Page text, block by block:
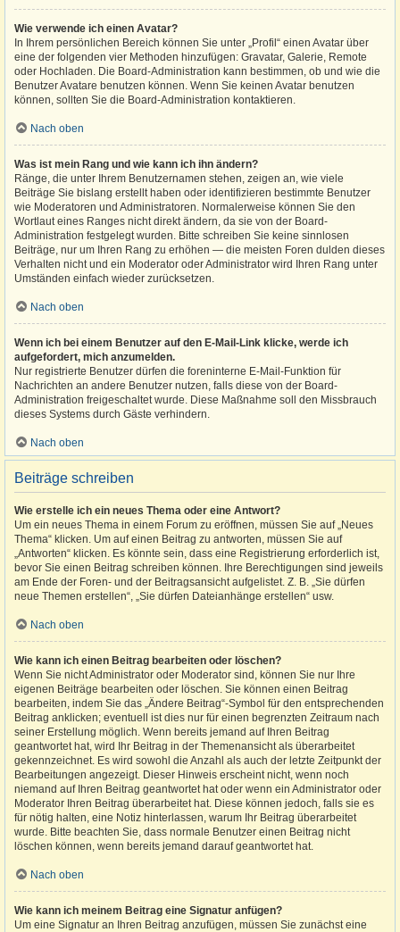
Wie verwende ich einen Avatar?
In Ihrem persönlichen Bereich können Sie unter „Profil“ einen Avatar über
eine der folgenden vier Methoden hinzufügen: Gravatar, Galerie, Remote
oder Hochladen. Die Board-Administration kann bestimmen, ob und wie die
Benutzer Avatare benutzen können. Wenn Sie keinen Avatar benutzen
können, sollten Sie die Board-Administration kontaktieren.
Nach oben
Was ist mein Rang und wie kann ich ihn ändern?
Ränge, die unter Ihrem Benutzernamen stehen, zeigen an, wie viele
Beiträge Sie bislang erstellt haben oder identifizieren bestimmte Benutzer
wie Moderatoren und Administratoren. Normalerweise können Sie den
Wortlaut eines Ranges nicht direkt ändern, da sie von der Board-
Administration festgelegt wurden. Bitte schreiben Sie keine sinnlosen
Beiträge, nur um Ihren Rang zu erhöhen — die meisten Foren dulden dieses
Verhalten nicht und ein Moderator oder Administrator wird Ihren Rang unter
Umständen einfach wieder zurücksetzen.
Nach oben
Wenn ich bei einem Benutzer auf den E-Mail-Link klicke, werde ich
aufgefordert, mich anzumelden.
Nur registrierte Benutzer dürfen die foreninterne E-Mail-Funktion für
Nachrichten an andere Benutzer nutzen, falls diese von der Board-
Administration freigeschaltet wurde. Diese Maßnahme soll den Missbrauch
dieses Systems durch Gäste verhindern.
Nach oben
Beiträge schreiben
Wie erstelle ich ein neues Thema oder eine Antwort?
Um ein neues Thema in einem Forum zu eröffnen, müssen Sie auf „Neues
Thema“ klicken. Um auf einen Beitrag zu antworten, müssen Sie auf
„Antworten“ klicken. Es könnte sein, dass eine Registrierung erforderlich ist,
bevor Sie einen Beitrag schreiben können. Ihre Berechtigungen sind jeweils
am Ende der Foren- und der Beitragsansicht aufgelistet. Z. B. „Sie dürfen
neue Themen erstellen“, „Sie dürfen Dateianhänge erstellen“ usw.
Nach oben
Wie kann ich einen Beitrag bearbeiten oder löschen?
Wenn Sie nicht Administrator oder Moderator sind, können Sie nur Ihre
eigenen Beiträge bearbeiten oder löschen. Sie können einen Beitrag
bearbeiten, indem Sie das „Ändere Beitrag“-Symbol für den entsprechenden
Beitrag anklicken; eventuell ist dies nur für einen begrenzten Zeitraum nach
seiner Erstellung möglich. Wenn bereits jemand auf Ihren Beitrag
geantwortet hat, wird Ihr Beitrag in der Themenansicht als überarbeitet
gekennzeichnet. Es wird sowohl die Anzahl als auch der letzte Zeitpunkt der
Bearbeitungen angezeigt. Dieser Hinweis erscheint nicht, wenn noch
niemand auf Ihren Beitrag geantwortet hat oder wenn ein Administrator oder
Moderator Ihren Beitrag überarbeitet hat. Diese können jedoch, falls sie es
für nötig halten, eine Notiz hinterlassen, warum Ihr Beitrag überarbeitet
wurde. Bitte beachten Sie, dass normale Benutzer einen Beitrag nicht
löschen können, wenn bereits jemand darauf geantwortet hat.
Nach oben
Wie kann ich meinem Beitrag eine Signatur anfügen?
Um eine Signatur an Ihren Beitrag anzufügen, müssen Sie zunächst eine